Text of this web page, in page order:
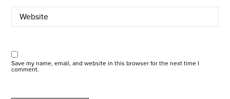
Save my name, email, and website in this browser for the next time I
comment.